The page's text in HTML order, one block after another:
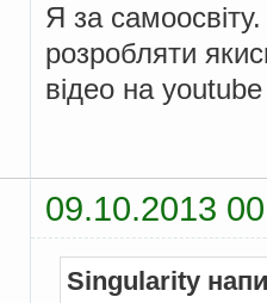
Я за
розробляти
відео на
09.10.2013
Singularity